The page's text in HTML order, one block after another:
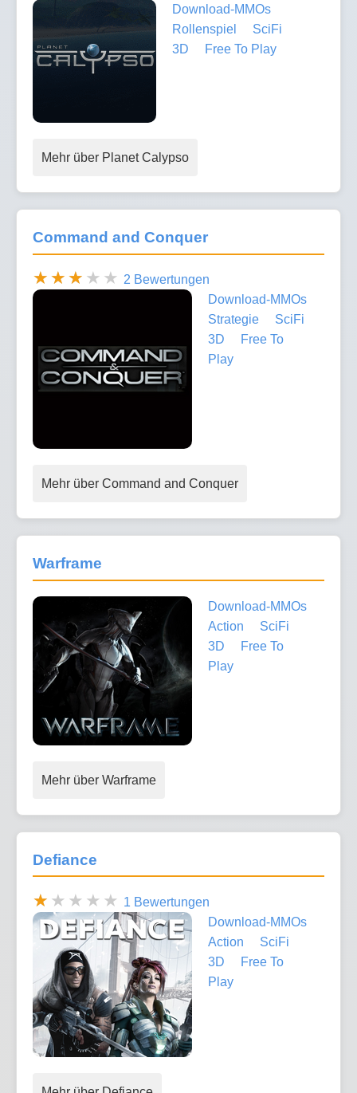
Download-MMOs
Rollenspiel
SciFi
3D
Free To Play
Mehr über Planet Calypso
Command and Conquer
2 Bewertungen
Download-MMOs
Strategie
SciFi
3D
Free To
Play
Mehr über Command and Conquer
Warframe
Download-MMOs
Action
SciFi
3D
Free To
Play
Mehr über Warframe
Defiance
1 Bewertungen
Download-MMOs
Action
SciFi
3D
Free To
Play